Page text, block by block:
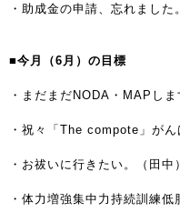
・助成金の申請、忘れました
■今月（6月）の目標
・まだまだNODA・MAPし
・祝々「The compote」が
・お祓いに行きたい。（田中）
・体力増強集中力持続訓練低